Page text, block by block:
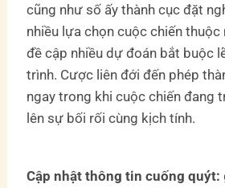
cũng như số ấy thành cục đặt
nhiều lựa chọn cuộc chiến
đề cập nhiều dự đoán bắt buộc
trình. Cược liên đới đến phép
ngay trong khi cuộc chiến đang
lên sự bối rối cùng kịch tính.
Cập nhật thông tin cuống quýt: